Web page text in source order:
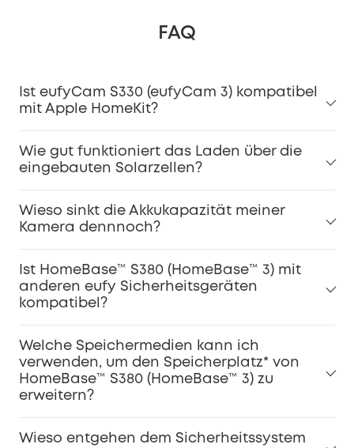
FAQ
Ist eufyCam S330 (eufyCam 3) kompatibel
mit Apple HomeKit?
Wie gut funktioniert das Laden über die
eingebauten Solarzellen?
Wieso sinkt die Akkukapazität meiner
Kamera dennnoch?
Ist HomeBase™ S380 (HomeBase™ 3) mit
anderen eufy Sicherheitsgeräten
kompatibel?
Welche Speichermedien kann ich
verwenden, um den Speicherplatz* von
HomeBase™ S380 (HomeBase™ 3) zu
erweitern?
Wieso entgehen dem Sicherheitssystem